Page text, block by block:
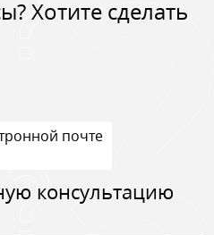
Хотите сделать
почте
консультацию